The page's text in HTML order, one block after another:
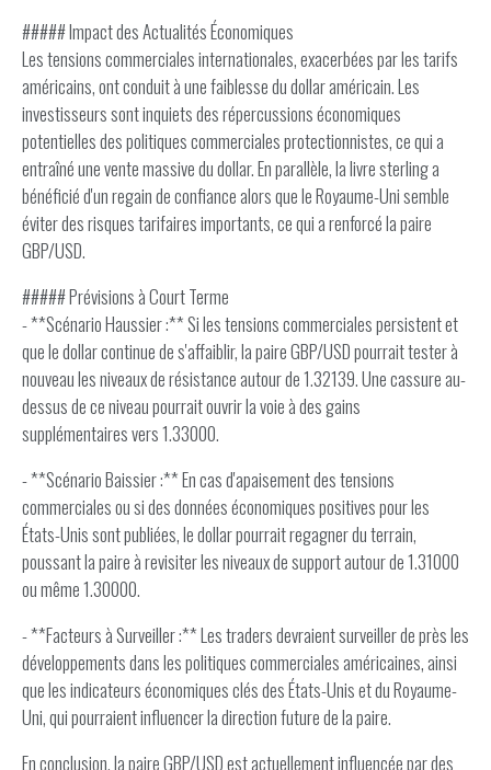
##### Impact des Actualités Économiques
Les tensions commerciales internationales, exacerbées par les tarifs
américains, ont conduit à une faiblesse du dollar américain. Les
investisseurs sont inquiets des répercussions économiques
potentielles des politiques commerciales protectionnistes, ce qui a
entraîné une vente massive du dollar. En parallèle, la livre sterling a
bénéficié d'un regain de confiance alors que le Royaume-Uni semble
éviter des risques tarifaires importants, ce qui a renforcé la paire
GBP/USD.
##### Prévisions à Court Terme
- **Scénario Haussier :** Si les tensions commerciales persistent et
que le dollar continue de s'affaiblir, la paire GBP/USD pourrait tester à
nouveau les niveaux de résistance autour de 1.32139. Une cassure au-
dessus de ce niveau pourrait ouvrir la voie à des gains
supplémentaires vers 1.33000.
- **Scénario Baissier :** En cas d'apaisement des tensions
commerciales ou si des données économiques positives pour les
États-Unis sont publiées, le dollar pourrait regagner du terrain,
poussant la paire à revisiter les niveaux de support autour de 1.31000
ou même 1.30000.
- **Facteurs à Surveiller :** Les traders devraient surveiller de près les
développements dans les politiques commerciales américaines, ainsi
que les indicateurs économiques clés des États-Unis et du Royaume-
Uni, qui pourraient influencer la direction future de la paire.
En conclusion, la paire GBP/USD est actuellement influencée par des